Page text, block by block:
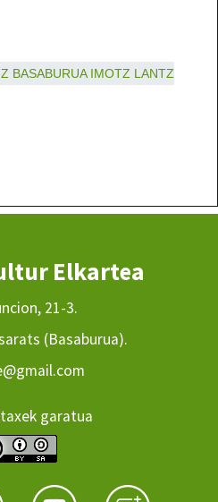
BASABURUA IMOTZ LANTZ
Elkartea
21-3.
(Basaburua).
garatua